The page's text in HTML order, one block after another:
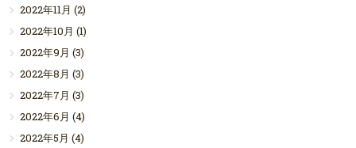
2022年11月 (2)
2022年10月 (1)
2022年9月 (3)
2022年8月 (3)
2022年7月 (3)
2022年6月 (4)
2022年5月 (4)